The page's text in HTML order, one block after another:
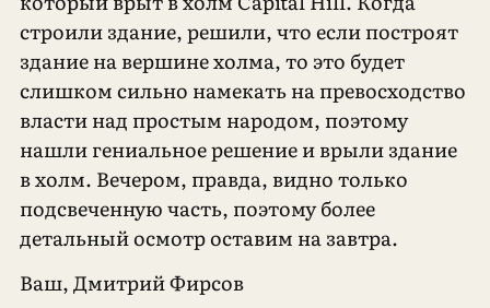
строили здание, решили, что если построят
здание на вершине холма, то это будет
слишком сильно намекать на превосходство
власти над простым народом, поэтому
нашли гениальное решение и врыли здание
в холм. Вечером, правда, видно только
подсвеченную часть, поэтому более
детальный осмотр оставим на завтра.
Ваш, Дмитрий Фирсов